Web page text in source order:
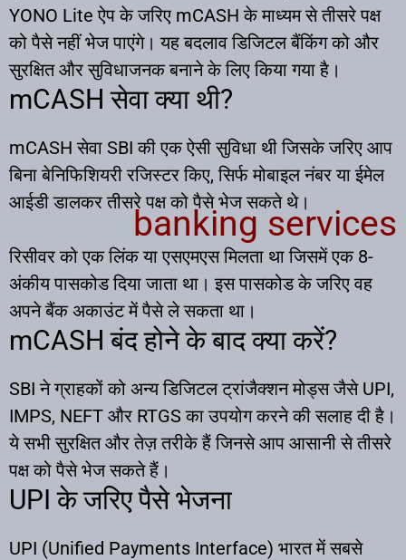
YONO Lite ऐप के जरिए mCASH के माध्यम से तीसरे पक्ष
को पैसे नहीं भेज पाएंगे। यह बदलाव डिजिटल बैंकिंग को और
सुरक्षित और सुविधाजनक बनाने के लिए किया गया है।​
mCASH सेवा क्या थी?
mCASH सेवा SBI की एक ऐसी सुविधा थी जिसके जरिए आप
बिना बेनिफिशियरी रजिस्टर किए, सिर्फ मोबाइल नंबर या ईमेल
आईडी डालकर तीसरे पक्ष को पैसे भेज सकते थे।
banking services
रिसीवर को एक लिंक या एसएमएस मिलता था जिसमें एक 8-
अंकीय पासकोड दिया जाता था। इस पासकोड के जरिए वह
अपने बैंक अकाउंट में पैसे ले सकता था।​
mCASH बंद होने के बाद क्या करें?
SBI ने ग्राहकों को अन्य डिजिटल ट्रांजैक्शन मोड्स जैसे UPI,
IMPS, NEFT और RTGS का उपयोग करने की सलाह दी है।
ये सभी सुरक्षित और तेज़ तरीके हैं जिनसे आप आसानी से तीसरे
पक्ष को पैसे भेज सकते हैं।​
UPI के जरिए पैसे भेजना
UPI (Unified Payments Interface) भारत में सबसे